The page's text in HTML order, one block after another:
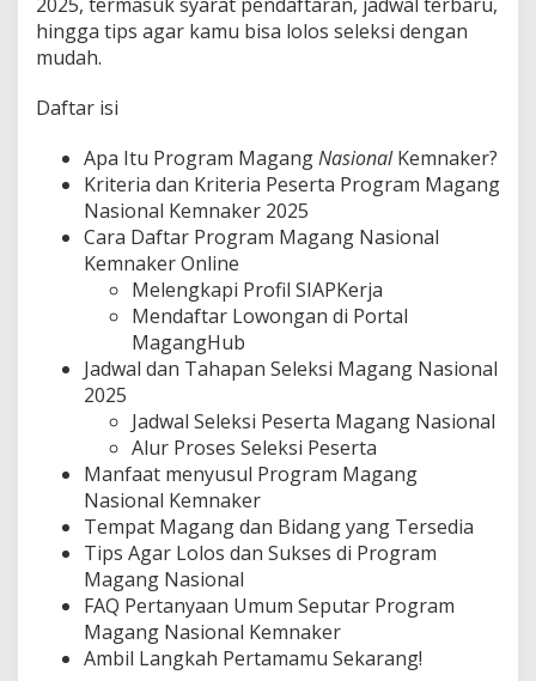
t
a
i
n
k
e
m
i
d
a
C
a
a
D
a
f
r
O
n
hingga tips agar kamu bisa lolos seleksi dengan
mudah.
Daftar isi
Apa Itu Program MagangNasionalKemnaker?
Kriteria dan Kriteria Peserta Program Magang
Nasional Kemnaker 2025
Cara Daftar Program Magang Nasional
Kemnaker Online
Melengkapi Profil SIAPKerja
Mendaftar Lowongan di Portal
MagangHub
Jadwal dan Tahapan Seleksi Magang Nasional
2025
Jadwal Seleksi Peserta Magang Nasional
Alur Proses Seleksi Peserta
Manfaat menyusul Program Magang
Nasional Kemnaker
Tempat Magang dan Bidang yang Tersedia
Tips Agar Lolos dan Sukses di Program
Magang Nasional
FAQ Pertanyaan Umum Seputar Program
Magang Nasional Kemnaker
Ambil Langkah Pertamamu Sekarang!